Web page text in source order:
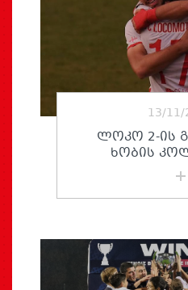
13/11/
ᲚᲝᲙᲝ 2-ᲘᲡ
ᲮᲝᲑᲘᲡ